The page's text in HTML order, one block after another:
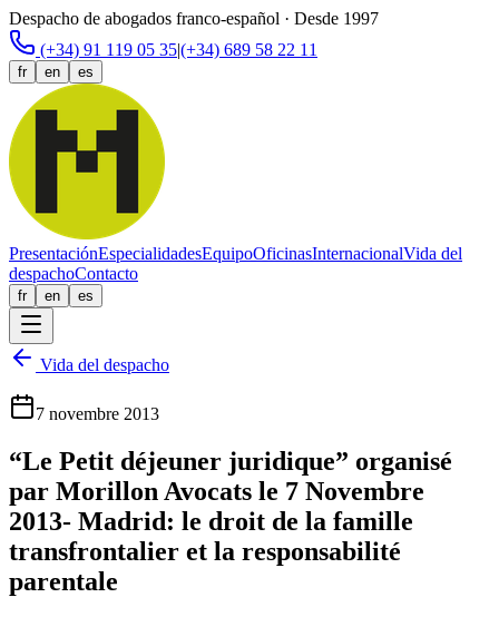
Despacho de abogados franco-español · Desde 1997
(+34) 91 119 05 35|(+34) 689 58 22 11
fr en es
PresentaciónEspecialidadesEquipoOficinasInternacionalVida del
despachoContacto
fr en es
Vida del despacho
7 novembre 2013
“Le Petit déjeuner juridique” organisé
par Morillon Avocats le 7 Novembre
2013- Madrid: le droit de la famille
transfrontalier et la responsabilité
parentale